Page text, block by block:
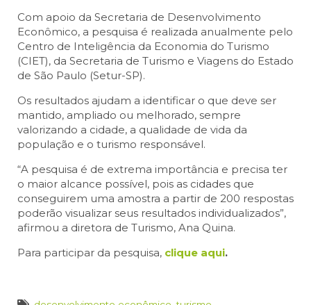
Com apoio da Secretaria de Desenvolvimento
Econômico, a pesquisa é realizada anualmente pelo
Centro de Inteligência da Economia do Turismo
(CIET), da Secretaria de Turismo e Viagens do Estado
de São Paulo (Setur-SP).
Os resultados ajudam a identificar o que deve ser
mantido, ampliado ou melhorado, sempre
valorizando a cidade, a qualidade de vida da
população e o turismo responsável.
“A pesquisa é de extrema importância e precisa ter
o maior alcance possível, pois as cidades que
conseguirem uma amostra a partir de 200 respostas
poderão visualizar seus resultados individualizados”,
afirmou a diretora de Turismo, Ana Quina.
Para participar da pesquisa, clique aqui.